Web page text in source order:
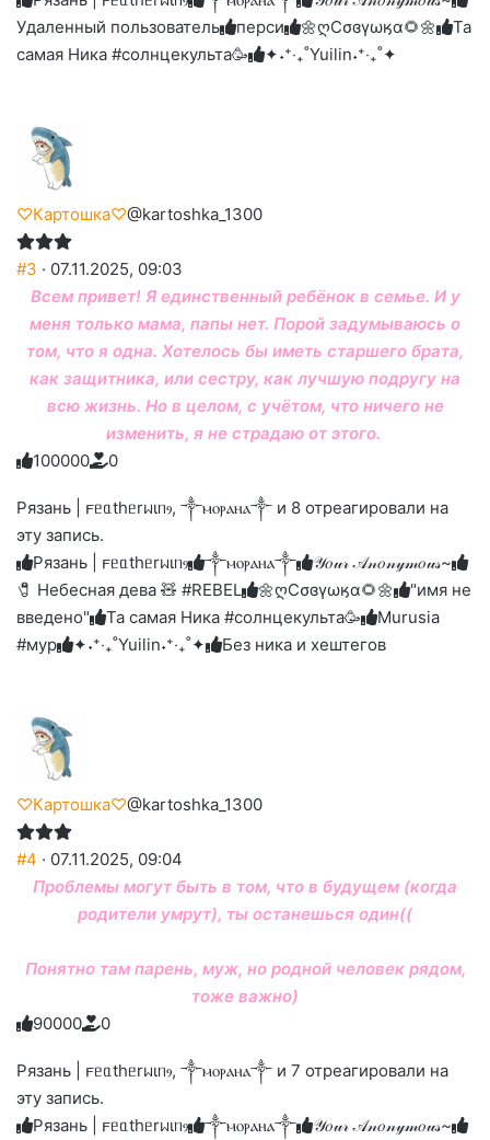
Удаленный пользователь
перси 🌼ღСσɞγωӄα🌻🌼
Та
самая Ника #солнцекульта🥳
✦˖⁺‧₊˚Yuilin˖⁺‧₊˚✦
♡Картошка♡@kartoshka_1300
#3 · 07.11.2025, 09:03
Всем привет! Я единственный ребёнок в семье. И у
меня только мама, папы нет. Порой задумываюсь о
том, что я одна. Хотелось бы иметь старшего брата,
как защитника, или сестру, как лучшую подругу на
всю жизнь. Но в целом, с учётом, что ничего не
изменить, я не страдаю от этого.
Голосуйте
вверх.
10
Нажмите
реакцию:
улыбаюсь
0
Нажмите
реакцию:
смеюсь
до
слез
0
Нажмите
реакцию:
печаль
0
Нажмите
реакцию:
0
Нажмите
благодарю
0
Рязань | 𐔥ᥱᥲthᥱrᥕιᥒⳋ, ༒ⲙⲟⲣⲁⲏⲁ༒ и 8 отреагировали на
эту запись.
Рязань | 𐔥ᥱᥲthᥱrᥕιᥒⳋ
༒ⲙⲟⲣⲁⲏⲁ༒
𝒴𝑜𝓊𝓇 𝒜𝓃𝑜𝓃𝓎𝓂𝑜𝓊𝓈~
🧷 Небесная дева 🧸 #REBEL
🌼ღСσɞγωӄα🌻🌼
"имя не
введено"
Та самая Ника #солнцекульта🥳
Murusia
#мур
✦˖⁺‧₊˚Yuilin˖⁺‧₊˚✦ Без ника и хештегов
♡Картошка♡@kartoshka_1300
#4 · 07.11.2025, 09:04
Проблемы могут быть в том, что в будущем (когда
родители умрут), ты останешься один((
Понятно там парень, муж, но родной человек рядом,
тоже важно)
Голосуйте
вверх.
9
Нажмите
реакцию:
улыбаюсь
0
Нажмите
реакцию:
смеюсь
до
слез
0
Нажмите
реакцию:
печаль
0
Нажмите
реакцию:
плачу
0
Нажмите
благодарю
0
Рязань | 𐔥ᥱᥲthᥱrᥕιᥒⳋ, ༒ⲙⲟⲣⲁⲏⲁ༒ и 7 отреагировали на
эту запись.
Рязань | 𐔥ᥱᥲthᥱrᥕιᥒⳋ
༒ⲙⲟⲣⲁⲏⲁ༒
𝒴𝑜𝓊𝓇 𝒜𝓃𝑜𝓃𝓎𝓂𝑜𝓊𝓈~